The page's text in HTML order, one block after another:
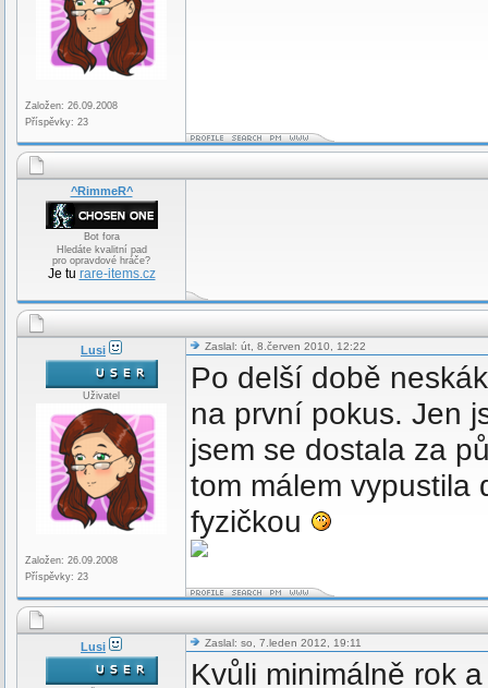
Založen: 26.09.2008
Příspěvky: 23
^RimmeR^
Bot fora
Hledáte kvalitní pad
pro opravdové hráče?
Je tu rare-items.cz
Lusi
Uživatel
Založen: 26.09.2008
Příspěvky: 23
Zaslal: út, 8.červen 2010, 12:22
Po delší době
na první pokus. Jen
jsem se dostala za
tom málem vypustila
fyzičkou
Lusi Zaslal: so, 7.leden 2012, 19:11
Kvůli minimálně rok